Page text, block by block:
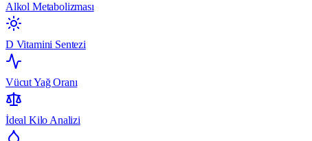
Alkol Metabolizması
D Vitamini Sentezi
Vücut Yağ Oranı
İdeal Kilo Analizi